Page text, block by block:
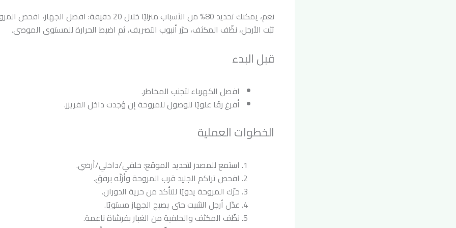
نعم، يمكنك تحديد 80% من الأسباب منزليًا خلال 20 دقيقة: افصل
ثبّت الأرجل، نظّف المكثف، حرّر أنبوب التصريف، ثم اضبط الحرارة للمستوى الموصى.
قبل البدء
افصل الكهرباء لتجنب المخاطر.
أفرغ رفًا علويًا للوصول للمروحة إن وُجدت داخل الفريزر.
الخطوات العملية
استمع للمصدر لتحديد الموقع: خلفي/داخلي/أرضي.
افحص تراكم الجليد قرب المروحة وأزلّه برفق.
حرّك المروحة يدويًا للتأكد من حرية الدوران.
عدّل أرجل التثبيت حتى يصبح الجهاز مستويًا.
نظّف المكثف والخلفية من الغبار بفرشاة ناعمة.